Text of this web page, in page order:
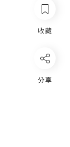
收藏
分享